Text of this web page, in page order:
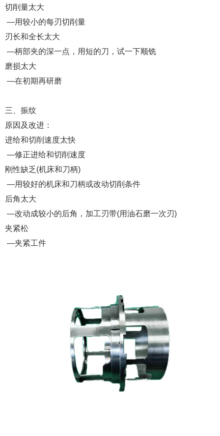
切削量太大
—用较小的每刃切削量
刃长和全长太大
—柄部夹的深一点，用短的刀，试一下顺铣
磨损太大
—在初期再研磨
三、振纹
原因及改进：
进给和切削速度太快
—修正进给和切削速度
刚性缺乏(机床和刀柄)
—用较好的机床和刀柄或改动切削条件
后角太大
—改动成较小的后角，加工刃带(用油石磨一次刃)
夹紧松
—夹紧工件